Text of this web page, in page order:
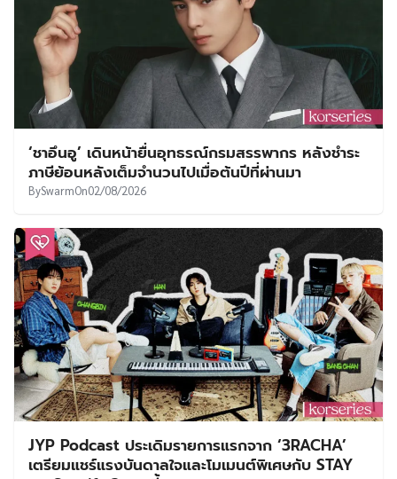
‘ชาอึนอู’ เดินหน้ายื่นอุทธรณ์กรมสรรพากร หลังชำระ
ภาษีย้อนหลังเต็มจำนวนไปเมื่อต้นปีที่ผ่านมา
BySwarmOn02/08/2026
JYP Podcast ประเดิมรายการแรกจาก ‘3RACHA’
เตรียมแชร์แรงบันดาลใจและโมเมนต์พิเศษกับ STAY